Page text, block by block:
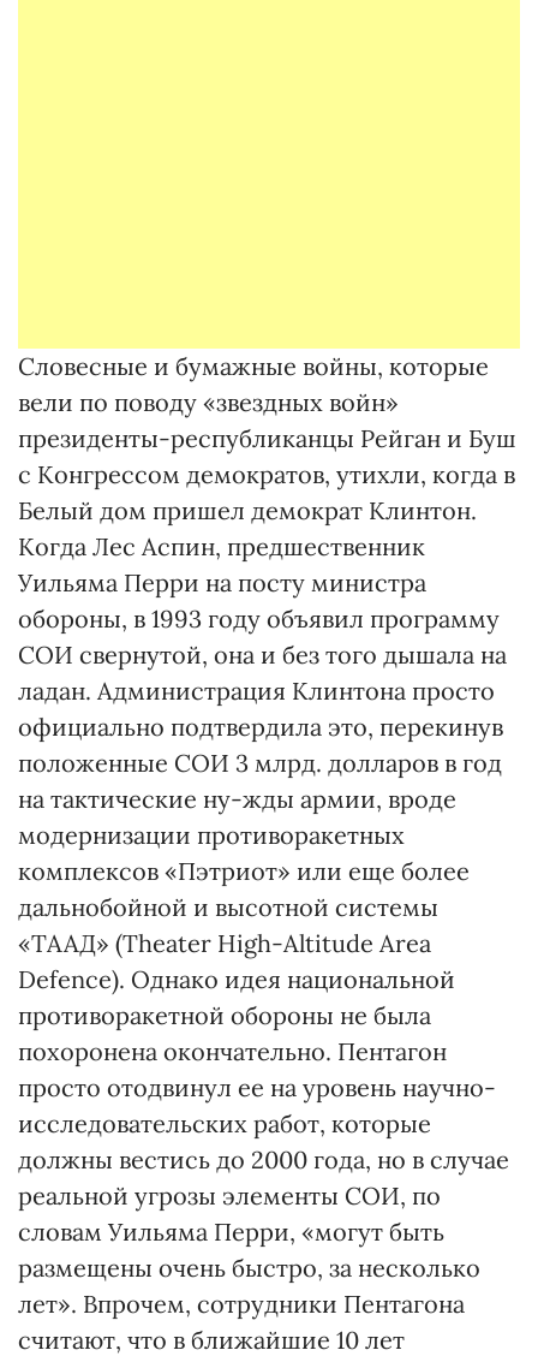
Словесные и бумажные войны, которые
вели по поводу «звездных войн»
президенты-республиканцы Рейган и Буш
с Конгрессом демократов, утихли, когда в
Белый дом пришел демократ Клинтон.
Когда Лес Аспин, предшественник
Уильяма Перри на посту министра
обороны, в 1993 году объявил программу
СОИ свернутой, она и без того дышала на
ладан. Администрация Клинтона просто
официально подтвердила это, перекинув
положенные СОИ 3 млрд. долларов в год
на тактические ну-жды армии, вроде
модернизации противоракетных
комплексов «Пэтриот» или еще более
дальнобойной и высотной системы
«ТААД» (Theater High-Altitude Area
Defence). Однако идея национальной
противоракетной обороны не была
похоронена окончательно. Пентагон
просто отодвинул ее на уровень научно-
исследовательских работ, которые
должны вестись до 2000 года, но в случае
реальной угрозы элементы СОИ, по
словам Уильяма Перри, «могут быть
размещены очень быстро, за несколько
лет». Впрочем, сотрудники Пентагона
считают, что в ближайшие 10 лет